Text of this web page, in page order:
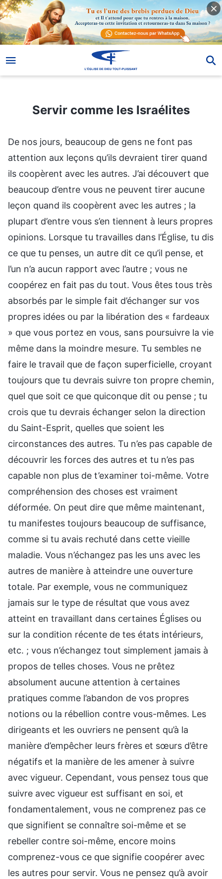
Servir comme les Israélites
Servir comme les Israélites
De nos jours, beaucoup de gens ne font pas
attention aux leçons qu’ils devraient tirer quand
ils coopèrent avec les autres. J’ai découvert que
beaucoup d’entre vous ne peuvent tirer aucune
leçon quand ils coopèrent avec les autres ; la
plupart d’entre vous s’en tiennent à leurs propres
opinions. Lorsque tu travailles dans l’Église, tu dis
ce que tu penses, un autre dit ce qu’il pense, et
l’un n’a aucun rapport avec l’autre ; vous ne
coopérez en fait pas du tout. Vous êtes tous très
absorbés par le simple fait d’échanger sur vos
propres idées ou par la libération des « fardeaux
» que vous portez en vous, sans poursuivre la vie
même dans la moindre mesure. Tu sembles ne
faire le travail que de façon superficielle, croyant
toujours que tu devrais suivre ton propre chemin,
quel que soit ce que quiconque dit ou pense ; tu
crois que tu devrais échanger selon la direction
du Saint-Esprit, quelles que soient les
circonstances des autres. Tu n’es pas capable de
découvrir les forces des autres et tu n’es pas
capable non plus de t’examiner toi-même. Votre
compréhension des choses est vraiment
déformée. On peut dire que même maintenant,
tu manifestes toujours beaucoup de suffisance,
comme si tu avais rechuté dans cette vieille
maladie. Vous n’échangez pas les uns avec les
autres de manière à atteindre une ouverture
totale. Par exemple, vous ne communiquez
jamais sur le type de résultat que vous avez
atteint en travaillant dans certaines Églises ou
sur la condition récente de tes états intérieurs,
etc. ; vous n’échangez tout simplement jamais à
propos de telles choses. Vous ne prêtez
absolument aucune attention à certaines
pratiques comme l’abandon de vos propres
notions ou la rébellion contre vous-mêmes. Les
dirigeants et les ouvriers ne pensent qu’à la
manière d’empêcher leurs frères et sœurs d’être
négatifs et la manière de les amener à suivre
avec vigueur. Cependant, vous pensez tous que
suivre avec vigueur est suffisant en soi, et
fondamentalement, vous ne comprenez pas ce
que signifient se connaître soi-même et se
rebeller contre soi-même, encore moins
comprenez-vous ce que signifie coopérer avec
les autres pour servir. Vous ne pensez qu’à avoir